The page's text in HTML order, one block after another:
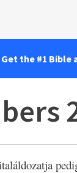
Get the #1